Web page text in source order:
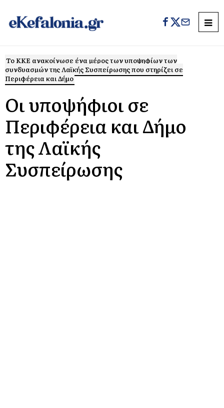
Το ΚΚΕ ανακοίνωσε ένα μέρος των υποψηφίων των
συνδυασμών της Λαϊκής Συσπείρωσης που στηρίζει σε
Περιφέρεια και Δήμο
Οι υποψήφιοι σε
Περιφέρεια και Δήμο
της Λαϊκής
Συσπείρωσης